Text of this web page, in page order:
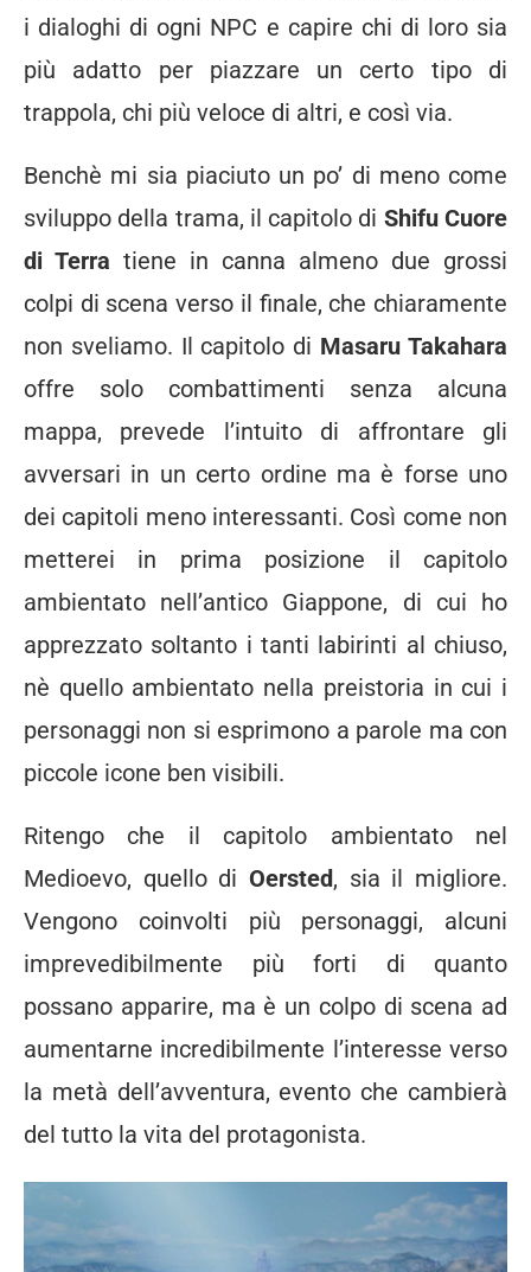
i dialoghi di ogni NPC e capire chi di loro sia
più adatto per piazzare un certo tipo di
trappola, chi più veloce di altri, e così via.
Benchè mi sia piaciuto un po’ di meno come
sviluppo della trama, il capitolo di Shifu Cuore
di Terra tiene in canna almeno due grossi
colpi di scena verso il finale, che chiaramente
non sveliamo. Il capitolo di Masaru Takahara
offre solo combattimenti senza alcuna
mappa, prevede l’intuito di affrontare gli
avversari in un certo ordine ma è forse uno
dei capitoli meno interessanti. Così come non
metterei in prima posizione il capitolo
ambientato nell’antico Giappone, di cui ho
apprezzato soltanto i tanti labirinti al chiuso,
nè quello ambientato nella preistoria in cui i
personaggi non si esprimono a parole ma con
piccole icone ben visibili.
Ritengo che il capitolo ambientato nel
Medioevo, quello di Oersted, sia il migliore.
Vengono coinvolti più personaggi, alcuni
imprevedibilmente più forti di quanto
possano apparire, ma è un colpo di scena ad
aumentarne incredibilmente l’interesse verso
la metà dell’avventura, evento che cambierà
del tutto la vita del protagonista.